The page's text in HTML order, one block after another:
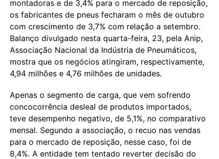
montadoras e de 3,4% para o mercado de reposição,
os fabricantes de pneus fecharam o mês de outubro
com crescimento de 3,7% com relação a setembro.
Balanço divulgado nesta quarta-feira, 23, pela Anip,
Associação Nacional da Indústria de Pneumáticos,
mostra que os negócios atingiram, respectivamente,
4,94 milhões e 4,76 milhões de unidades.
Apenas o segmento de carga, que vem sofrendo
concocorrência desleal de produtos importados,
teve desempenho negativo, de 5,1%, no comparativo
mensal. Segundo a associação, o recuo nas vendas
para o mercado de reposição, nesse caso, foi de
8,4%. A entidade tem tentado reverter decisão do